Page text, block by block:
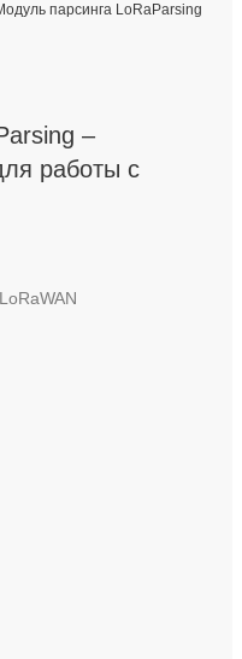
парсинга LoRaParsing
–
работы с